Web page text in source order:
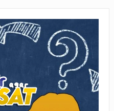
ZAKAT
ZAKAT UANG?
JIKA SEBAB